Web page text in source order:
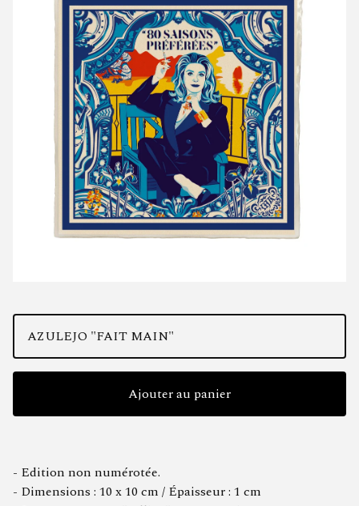
Ajouter au panier
- Edition non numérotée.
- Dimensions : 10 x 10 cm / Épaisseur : 1 cm